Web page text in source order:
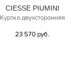
CIESSE PIUMINI
Куртка двухсторонняя
23 570 руб.